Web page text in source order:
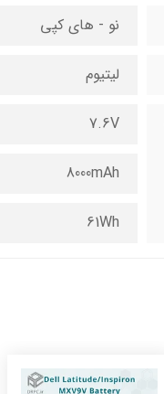
نو - های کپی
لیتیوم
7.6V
8000mAh
61Wh